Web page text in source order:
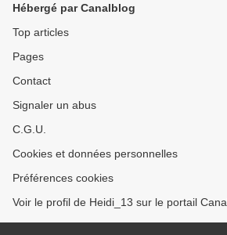
Hébergé par Canalblog
Top articles
Pages
Contact
Signaler un abus
C.G.U.
Cookies et données personnelles
Préférences cookies
Voir le profil de Heidi_13 sur le portail